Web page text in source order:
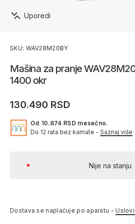
Uporedi
Mašina za pranje
1400 okr
130.490 RSD
Od 10.874 RSD mesečno.
Do 12 rata bez kamate - Saznaj više
Nije na stanju
Dostava se naplaćuje po aparatu -
SKU: WAV28M20BY